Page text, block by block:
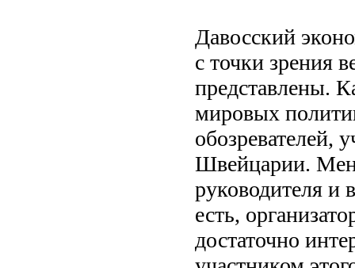
Давосский
с точки зрения
представлены.
мировых
обозревателей,
Швейцарии.
руководителя и
есть,
достаточно